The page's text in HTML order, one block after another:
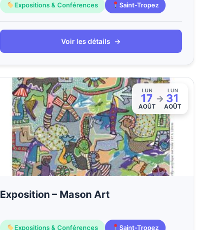
Expositions & Conférences Saint-Tropez
Voir les détails →
LUN
17
AOÛT
→
LUN
31
AOÛT
Exposition – Mason Art
Expositions & Conférences Saint-Tropez